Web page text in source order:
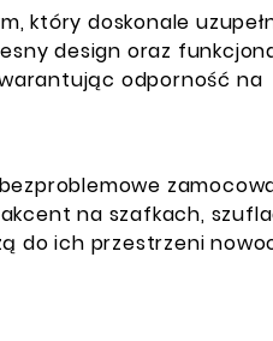
który doskonale
design oraz
odporność na
na szafkach,
do ich przestrzeni